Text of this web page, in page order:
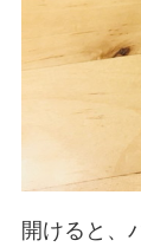
開けると、